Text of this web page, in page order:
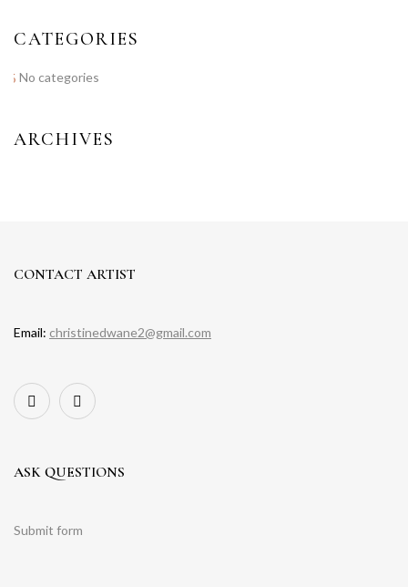
CATEGORIES
No categories
ARCHIVES
CONTACT ARTIST
Email: christinedwane2@gmail.com
ASK QUESTIONS
Submit form